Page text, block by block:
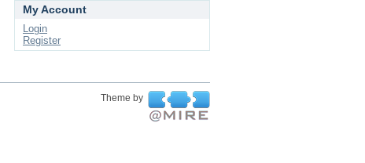
My Account
Login
Register
Theme by